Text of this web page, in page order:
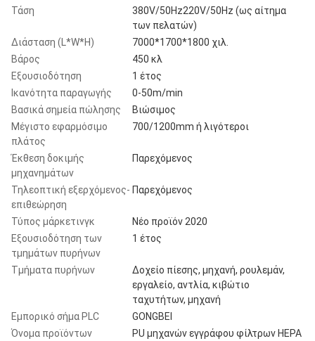
Τάση
380V/50Hz220V/50Hz (ως αίτημα
των πελατών)
Διάσταση (L*W*H)
7000*1700*1800 χιλ.
Βάρος
450 κλ
Εξουσιοδότηση
1 έτος
Ικανότητα παραγωγής
0-50m/min
Βασικά σημεία πώλησης
Βιώσιμος
Μέγιστο εφαρμόσιμο
πλάτος
700/1200mm ή λιγότεροι
Έκθεση δοκιμής
μηχανημάτων
Παρεχόμενος
Τηλεοπτική εξερχόμενος-
επιθεώρηση
Παρεχόμενος
Τύπος μάρκετινγκ
Νέο προϊόν 2020
Εξουσιοδότηση των
τμημάτων πυρήνων
1 έτος
Τμήματα πυρήνων
Δοχείο πίεσης, μηχανή, ρουλεμάν,
εργαλείο, αντλία, κιβώτιο
ταχυτήτων, μηχανή
Εμπορικό σήμα PLC
GONGBEI
Όνομα προϊόντων
PU μηχανών εγγράφου φίλτρων HEPA